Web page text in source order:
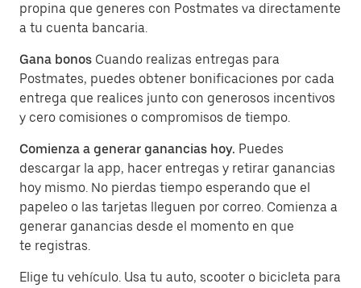
propina que generes con Postmates va directamente
a tu cuenta bancaria.
Gana bonos Cuando realizas entregas para
Postmates, puedes obtener bonificaciones por cada
entrega que realices junto con generosos incentivos
y cero comisiones o compromisos de tiempo.
Comienza a generar ganancias hoy. Puedes
descargar la app, hacer entregas y retirar ganancias
hoy mismo. No pierdas tiempo esperando que el
papeleo o las tarjetas lleguen por correo. Comienza a
generar ganancias desde el momento en que
te registras.
Elige tu vehículo. Usa tu auto, scooter o bicicleta para